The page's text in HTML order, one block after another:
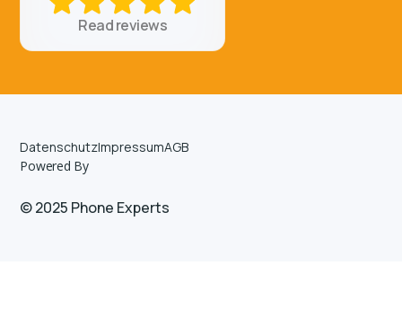
Read reviews
© 2025 Phone Experts
Powered By
DatenschutzImpressumAGB